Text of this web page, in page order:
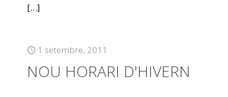
[…]
1 setembre, 2011
NOU HORARI D'HIVERN